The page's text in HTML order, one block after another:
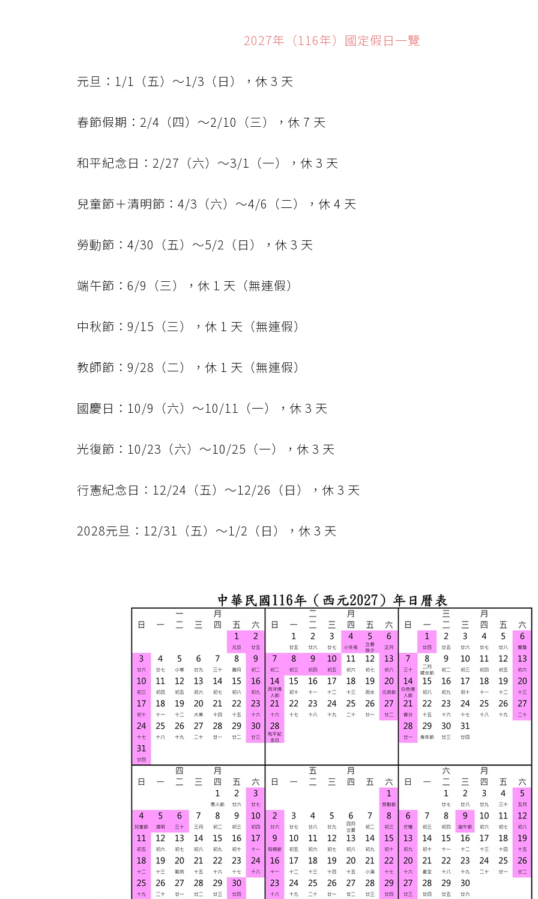
2027年（116年）國定假日一覽
元旦：1/1（五）～1/3（日），休 3 天
春節假期：2/4（四）～2/10（三），休 7 天
和平紀念日：2/27（六）～3/1（一），休 3 天
兒童節＋清明節：4/3（六）～4/6（二），休 4 天
勞動節：4/30（五）～5/2（日），休 3 天
端午節：6/9（三），休 1 天（無連假）
中秋節：9/15（三），休 1 天（無連假）
教師節：9/28（二），休 1 天（無連假）
國慶日：10/9（六）～10/11（一），休 3 天
光復節：10/23（六）～10/25（一），休 3 天
行憲紀念日：12/24（五）～12/26（日），休 3 天
2028元旦：12/31（五）～1/2（日），休 3 天